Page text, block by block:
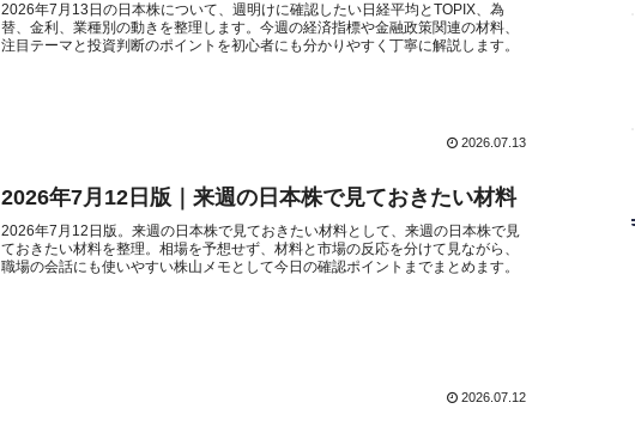
2026年7月13日の日本株について、週明けに確認したい日経平均とTOPIX、為
替、金利、業種別の動きを整理します。今週の経済指標や金融政策関連の材料、
注目テーマと投資判断のポイントを初心者にも分かりやすく丁寧に解説します。
2026.07.13
2026年7月12日版｜来週の日本株で見ておきたい材料
2026年7月12日版。来週の日本株で見ておきたい材料として、来週の日本株で見
ておきたい材料を整理。相場を予想せず、材料と市場の反応を分けて見ながら、
職場の会話にも使いやすい株山メモとして今日の確認ポイントまでまとめます。
2026.07.12